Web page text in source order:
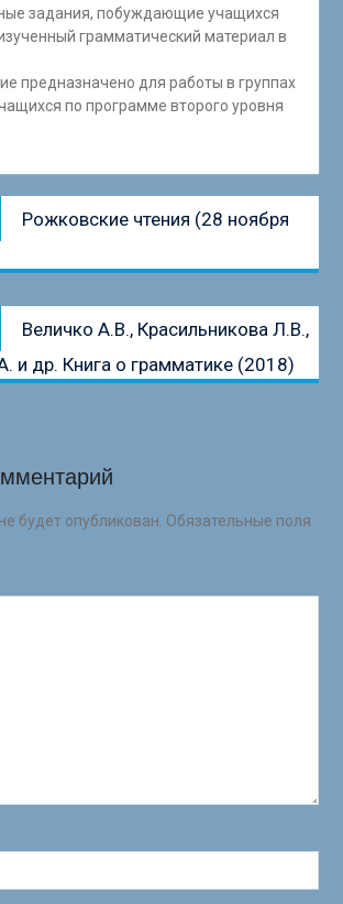
задания, побуждающие учащихся
грамматический материал в
предназначено для работы в группах
по программе второго уровня
post:
Рожковские чтения (28 ноября
post:
Величко А.В., Красильникова Л.В.,
и др. Книга о грамматике (2018)
будет опубликован. Обязательные поля